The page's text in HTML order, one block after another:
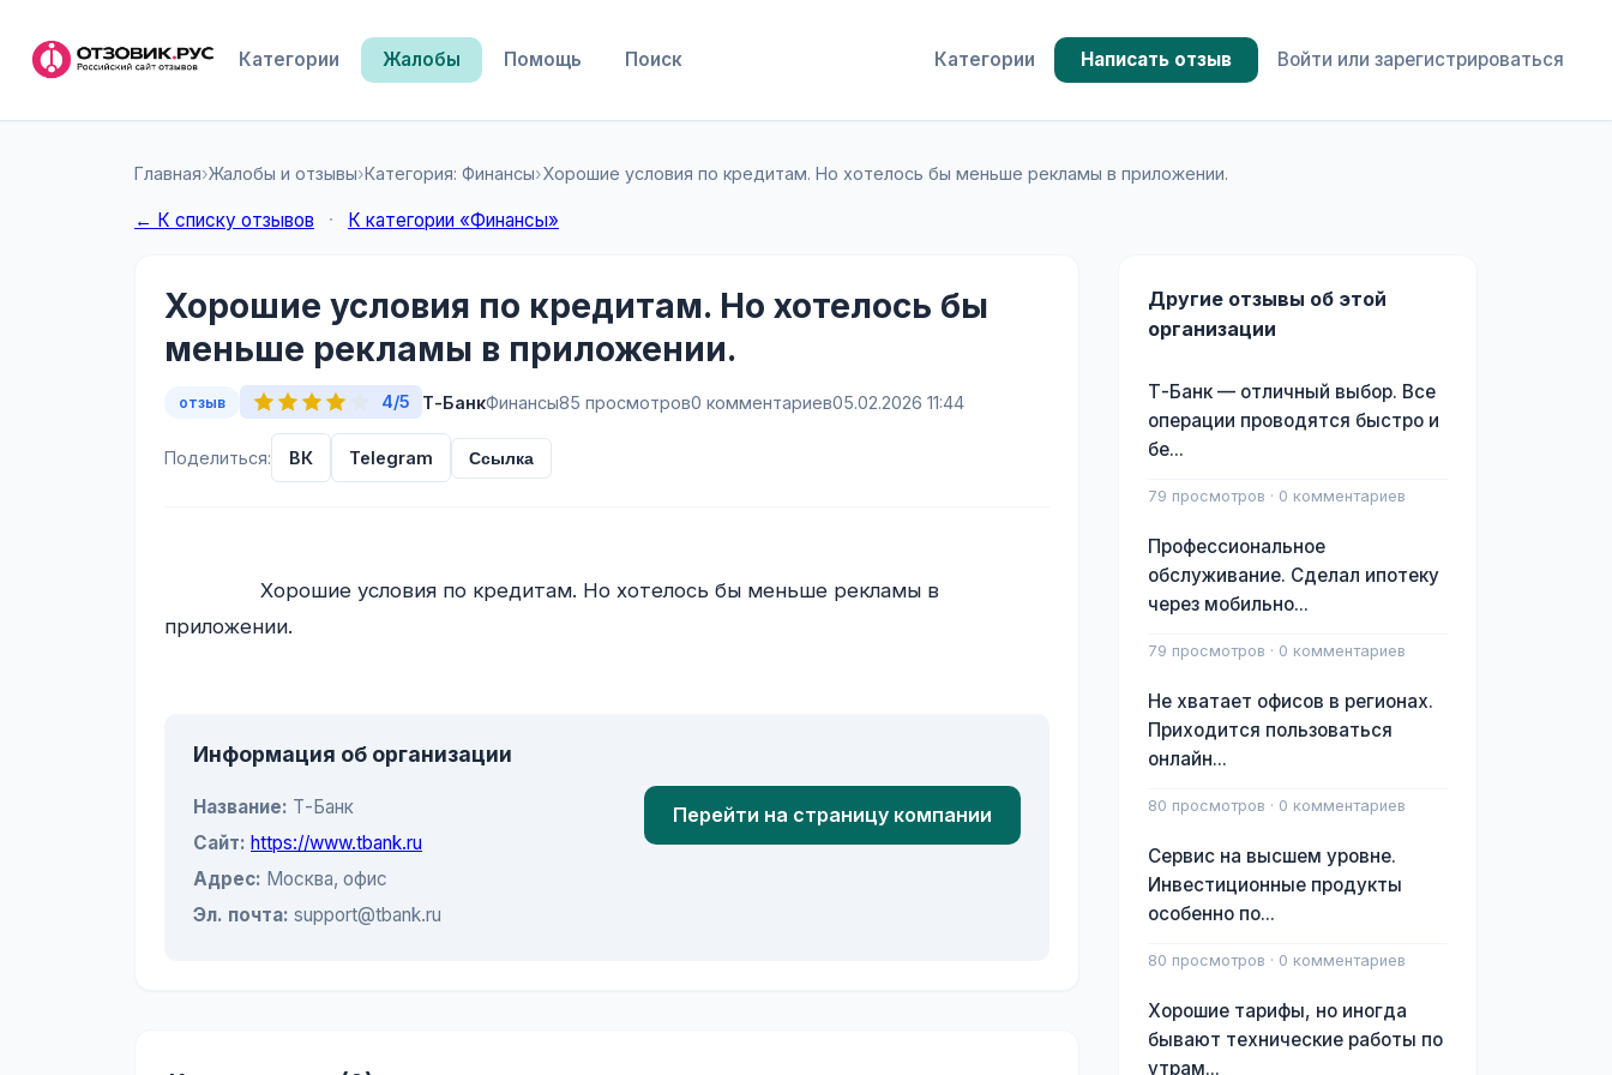
Категории Жалобы Помощь Поиск Категории Написать отзыв Войти или зарегистрироваться
Главная›Жалобы и отзывы›Категория: Финансы›Хорошие условия по кредитам. Но хотелось бы меньше рекламы в приложении.
← К списку отзывов · К категории «Финансы»
Хорошие условия по кредитам. Но хотелось бы
меньше рекламы в приложении.
отзыв 4/5 Т-БанкФинансы85 просмотров0 комментариев05.02.2026 11:44
Поделиться: ВК Telegram Ссылка
приложении.
Информация об организации
Название: Т-Банк
Сайт: https://www.tbank.ru
Адрес: Москва, офис
Эл. почта: support@tbank.ru
Перейти на страницу компании
Другие отзывы об этой
организации
Т-Банк — отличный выбор. Все
операции проводятся быстро и
бе...
79 просмотров · 0 комментариев
Профессиональное
обслуживание. Сделал ипотеку
через мобильно...
79 просмотров · 0 комментариев
Не хватает офисов в регионах.
Приходится пользоваться
онлайн...
80 просмотров · 0 комментариев
Сервис на высшем уровне.
Инвестиционные продукты
особенно по...
80 просмотров · 0 комментариев
Хорошие тарифы, но иногда
бывают технические работы по
утрам...